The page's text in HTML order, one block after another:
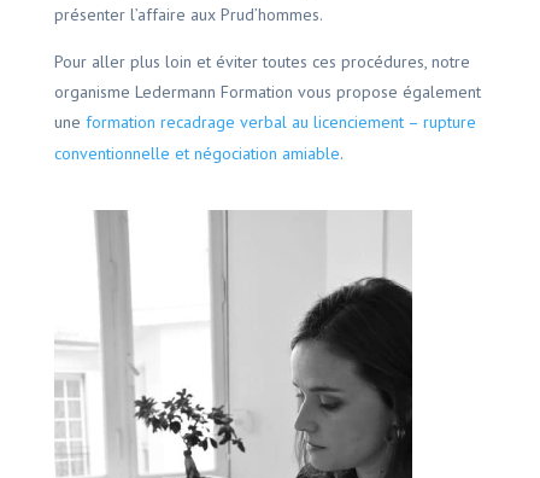
présenter l’affaire aux Prud’hommes.
Pour aller plus loin et éviter toutes ces procédures, notre
organisme Ledermann Formation vous propose également
une formation recadrage verbal au licenciement – rupture
conventionnelle et négociation amiable.